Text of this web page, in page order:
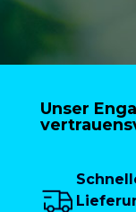
Unser